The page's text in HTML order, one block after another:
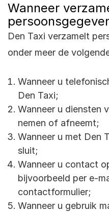
Wanneer
Den Taxi verzamelt
onder meer de
Wanneer u
Den Taxi;
Wanneer u diensten
nemen of afneemt;
Wanneer u met Den
sluit;
Wanneer u contact
bijvoorbeeld per e-
contactformulier;
Wanneer u gebruik